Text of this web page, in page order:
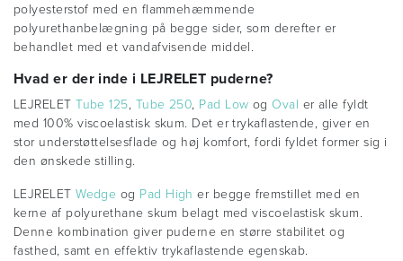
polyesterstof med en flammehæmmende
polyurethanbelægning på begge sider, som derefter er
behandlet med et vandafvisende middel.
Hvad er der inde i LEJRELET puderne?
LEJRELETTube 125, Tube 250, Pad Low og Oval er alle fyldt
med 100% viscoelastisk skum. Det er trykaflastende, giver en
stor understøttelsesflade og høj komfort, fordi fyldet former sig i
den ønskede stilling.
LEJRELETWedge og Pad High er begge fremstillet med en
kerne af polyurethane skum belagt med viscoelastisk skum.
Denne kombination giver puderne en større stabilitet og
fasthed, samt en effektiv trykaflastende egenskab.